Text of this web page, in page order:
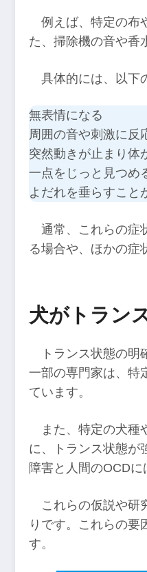
例えば、特定の布
た、掃除機の音や香
具体的には、以下
無表情になる
周囲の音や刺激に反
突然動きが止まり体
一点をじっと見つめ
よだれを垂らすこと
通常、これらの症
る場合や、ほかの症
犬がトラン
トランス状態の
一部の専門家は、特
ています。
また、特定の犬種
に、トランス状態が
障害と人間のOCD
これらの仮説や研
りです。これらの要
す。